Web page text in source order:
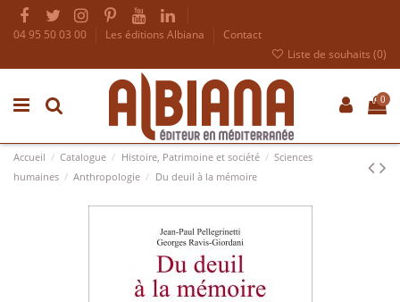
04 95 50 03 00 Les éditions Albiana
Contact
Liste de souhaits (0)
0
Accueil Catalogue Histoire, Patrimoine et société
Sciences
humaines
Anthropologie Du deuil à la mémoire